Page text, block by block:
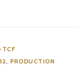
TCF
,PRODUCTION